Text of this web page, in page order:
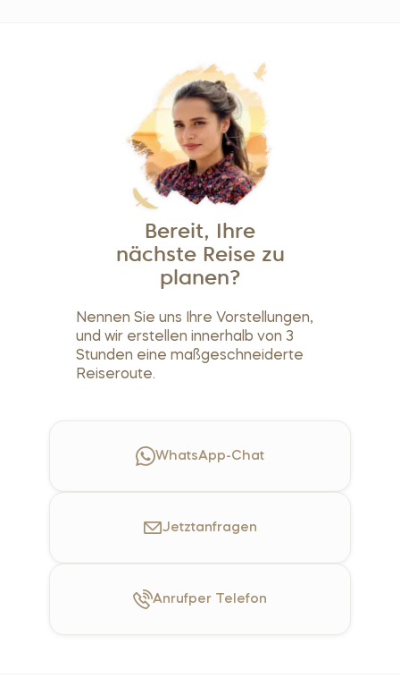
Bereit, Ihre
nächste Reise zu
planen?
Nennen Sie uns Ihre Vorstellungen,
und wir erstellen innerhalb von 3
Stunden eine maßgeschneiderte
Reiseroute.
WhatsApp-Chat
Jetztanfragen
Anrufper Telefon